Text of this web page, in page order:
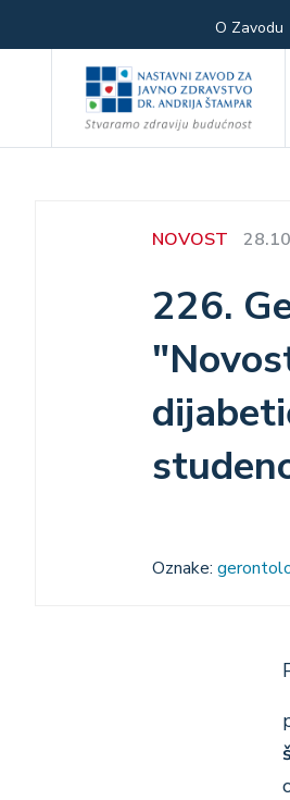
menu
O Zavodu
NOVOST
226.
Oznake: